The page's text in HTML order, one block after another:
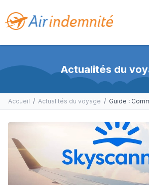
Actualités du
Accueil / Actualités du voyage /